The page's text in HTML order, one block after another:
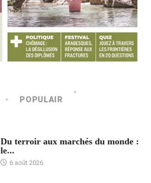
POPULAIR
Du terroir aux marchés du monde :
le...
6 août 2026